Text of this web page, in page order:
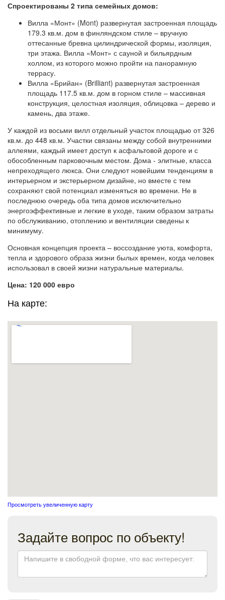
Спроектированы 2 типа семейных домов:
Вилла «Монт» (Mont) развернутая застроенная площадь
179.3 кв.м. дом в финляндском стиле – вручную
оттесанные бревна цилиндрической формы, изоляция,
три этажа. Вилла «Монт» с сауной и бильярдным
холлом, из которого можно пройти на панорамную
террасу.
Вилла «Брийан» (Brilliant) развернутая застроенная
площадь 117.5 кв.м. дом в горном стиле – массивная
конструкция, целостная изоляция, облицовка – дерево и
камень, два этаже.
У каждой из восьми вилл отдельный участок площадью от 326
кв.м. до 448 кв.м. Участки связаны между собой внутренними
аллеями, каждый имеет доступ к асфальтовой дороге и с
обособленным парковочным местом. Дома - элитные, класса
непреходящего люкса. Они следуют новейшим тенденциям в
интерьерном и экстерьерном дизайне, но вместе с тем
сохраняют свой потенциал изменяться во времени. Не в
последнюю очередь оба типа домов исключительно
энергоэффективные и легкие в уходе, таким образом затраты
по обслуживанию, отоплению и вентиляции сведены к
минимуму.
Основная концепция проекта – воссоздание уюта, комфорта,
тепла и здорового образа жизни былых времен, когда человек
использовал в своей жизни натуральные материалы.
Цена: 120 000 евро
На карте:
Просмотреть увеличенную карту
Задайте вопрос по объекту!